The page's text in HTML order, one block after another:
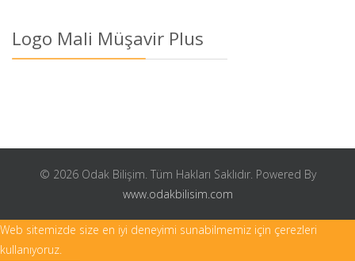
Logo Mali Müşavir Plus
© 2026 Odak Bilişim. Tüm Hakları Saklıdır. Powered By
www.odakbilisim.com
Web sitemizde size en iyi deneyimi sunabilmemiz için çerezleri
kullanıyoruz.